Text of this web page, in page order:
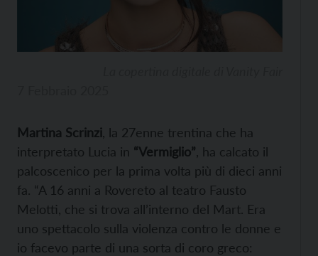
Martina Scrinzi , la 27enne trentina che ha
interpretato Lucia in “Vermiglio” , ha calcato il
palcoscenico per la prima volta più di dieci anni
fa. “A 16 anni a Rovereto al teatro Fausto
Melotti, che si trova all’interno del Mart. Era
uno spettacolo sulla violenza contro le donne e
io facevo parte di una sorta di coro greco: